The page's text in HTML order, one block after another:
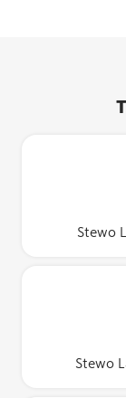
Stewo
Stewo